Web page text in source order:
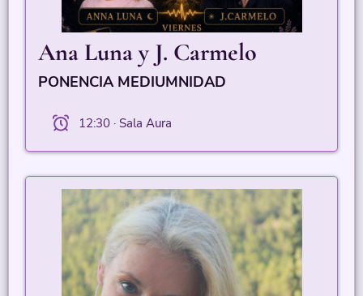
Ana Luna y J. Carmelo
PONENCIA MEDIUMNIDAD
12:30 · Sala Aura